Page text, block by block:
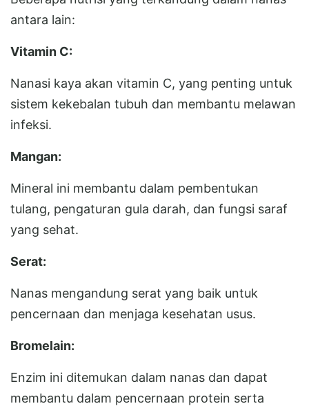
antara lain:
Vitamin C:
Nanasi kaya akan vitamin C, yang penting untuk
sistem kekebalan tubuh dan membantu melawan
infeksi.
Mangan:
Mineral ini membantu dalam pembentukan
tulang, pengaturan gula darah, dan fungsi saraf
yang sehat.
Serat:
Nanas mengandung serat yang baik untuk
pencernaan dan menjaga kesehatan usus.
Bromelain:
Enzim ini ditemukan dalam nanas dan dapat
membantu dalam pencernaan protein serta